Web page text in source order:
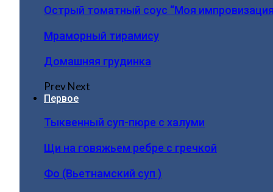
Острый томатный соус “Моя
Мраморный тирамису
Домашняя грудинка
PrevNext
Первое
Тыквенный суп-пюре с халуми
Щи на говяжьем ребре с гречкой
Фо (Вьетнамский суп )